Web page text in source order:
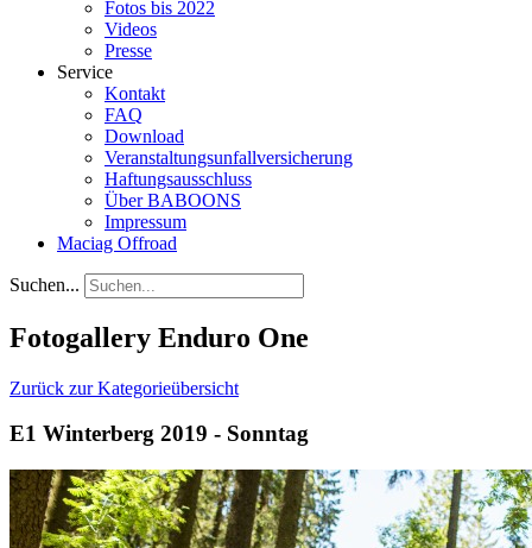
Fotos bis 2022
Videos
Presse
Service
Kontakt
FAQ
Download
Veranstaltungsunfallversicherung
Haftungsausschluss
Über BABOONS
Impressum
Maciag Offroad
Suchen...
Fotogallery Enduro One
Zurück zur Kategorieübersicht
E1 Winterberg 2019 - Sonntag